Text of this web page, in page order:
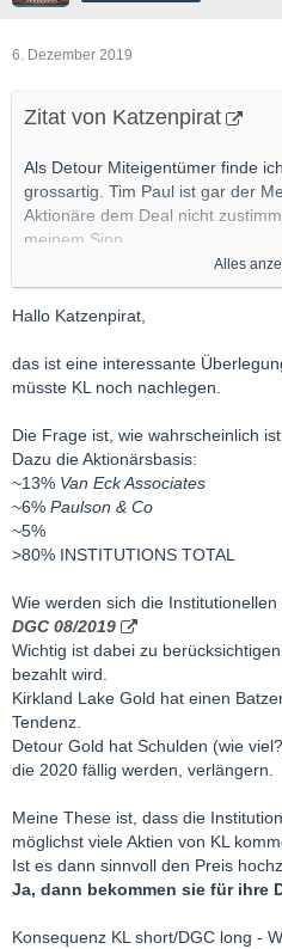
6. Dezember 2019
Zitat von Katzenpirat
Als Detour Miteigentümer finde
grossartig. Tim Paul ist gar der
Aktionäre dem Deal nicht
meinem Sinn.
I cannot imagine that 66% of
accept an offer that appears to
to flood the market by buying
- most recently $70 billion
be in strong demand as a
power.
https://seekingalpha.com/
Alles
Hallo Katzenpirat,
das ist eine interessante
müsste KL noch nachlegen.
Die Frage ist, wie wahrscheinlich
Dazu die Aktionärsbasis:
~13% Van Eck Associates
~6% Paulson & Co
~5%
>80% INSTITUTIONS TOTAL
Wie werden sich die
DGC 08/2019
Wichtig ist dabei zu
bezahlt wird.
Kirkland Lake Gold hat einen
Tendenz.
Detour Gold hat Schulden (wie
die 2020 fällig werden, verlängern.
Meine These ist, dass die
möglichst viele Aktien von KL
Ist es dann sinnvoll den Preis
Ja, dann bekommen sie für ihre
Konsequenz KL short/DGC long -